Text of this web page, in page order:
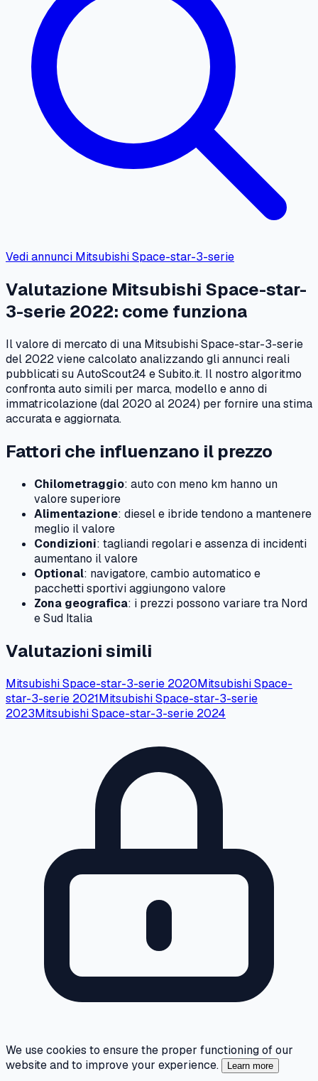
Vedi annunci MitsubishiSpace-star-3-serie
Valutazione Mitsubishi Space-star-
3-serie 2022: come funziona
Il valore di mercato di una MitsubishiSpace-star-3-serie
del 2022viene calcolato analizzando gli annunci reali
pubblicati su AutoScout24 e Subito.it. Il nostro algoritmo
confronta auto simili per marca, modello e anno di
immatricolazione (dal 2020 al 2024) per fornire una stima
accurata e aggiornata.
Fattori che influenzano il prezzo
Chilometraggio: auto con meno km hanno un
valore superiore
Alimentazione: diesel e ibride tendono a mantenere
meglio il valore
Condizioni: tagliandi regolari e assenza di incidenti
aumentano il valore
Optional: navigatore, cambio automatico e
pacchetti sportivi aggiungono valore
Zona geografica: i prezzi possono variare tra Nord
e Sud Italia
Valutazioni simili
MitsubishiSpace-star-3-serie 2020MitsubishiSpace-
star-3-serie 2021MitsubishiSpace-star-3-serie
2023MitsubishiSpace-star-3-serie 2024
We use cookies to ensure the proper functioning of our
website and to improve your experience.
Learn more